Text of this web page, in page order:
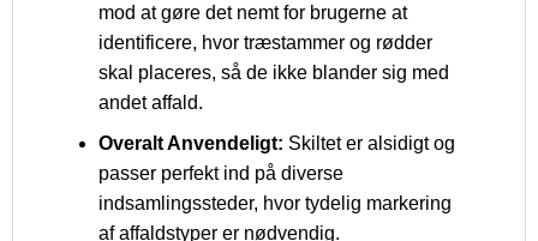
mod at gøre det nemt for brugerne at
identificere, hvor træstammer og rødder
skal placeres, så de ikke blander sig med
andet affald.
Overalt Anvendeligt: Skiltet er alsidigt og
passer perfekt ind på diverse
indsamlingssteder, hvor tydelig markering
af affaldstyper er nødvendig.